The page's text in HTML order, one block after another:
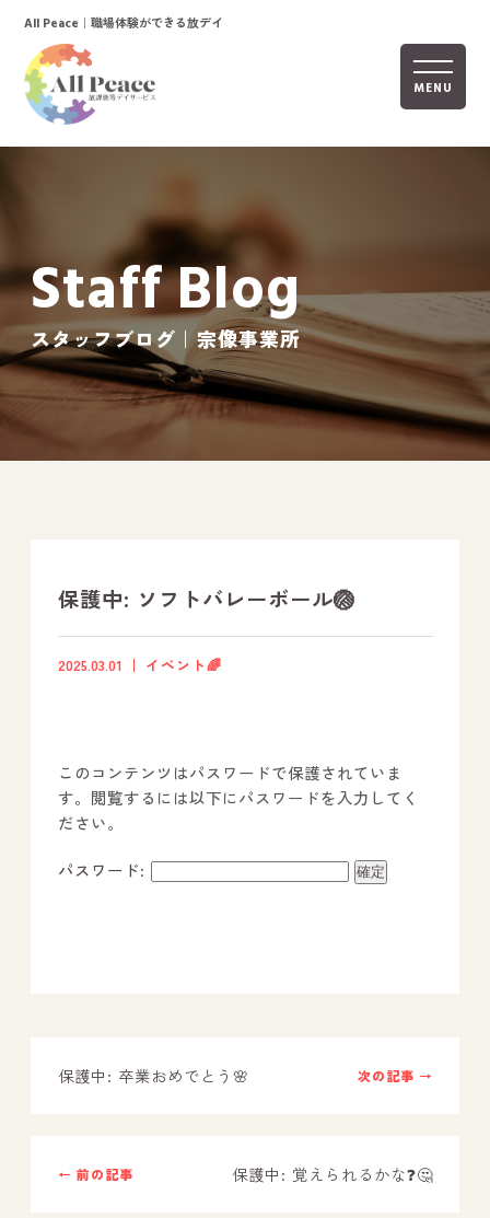
MENU
ホーム
活動内容
ご利用までの流れ
採用情報
自己評価表
社内行事
事業所のご案内
－ オールピース宗像事業所
－ オールピース福津事業所
スタッフブログ
－ 福津事業所のブログ
All Peace ｜職場体験ができる放デイ
Staff Blog
スタッフブログ｜宗像事業所
保護中: ソフトバレーボール🏐
2025.03.01 イベント🌈
このコンテンツはパスワードで保護されていま
す。閲覧するには以下にパスワードを入力してく
ださい。
パスワード:
次の記事 →
保護中: 卒業おめでとう🌸
← 前の記事 保護中: 覚えられるかな❓🤔